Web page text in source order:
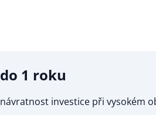
do 1 roku
návratnost investice při vysokém